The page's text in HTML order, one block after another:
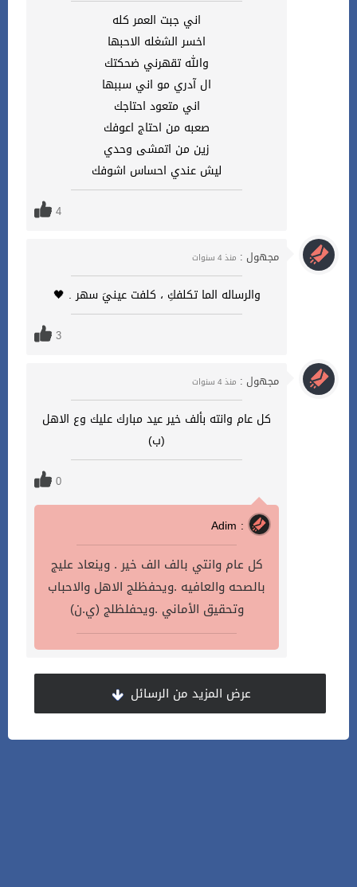
اني جبت العمر كله
اخسر الشغله الاحبها
والله تقهرني ضحكتك
ال آدري مو اني سببها
اني متعود احتاجك
صعبه من احتاج اعوفك
زين من اتمشى وحدي
ليش عندي احساس اشوفك
4
مجهول : منذ 4 سنوات
والرساله الما تكلفكِ ، كلفت عينيَ سهر . 🖤
3
مجهول : منذ 4 سنوات
كل عام وانته بألف خير عيد مبارك عليك وع الاهل
(ب)
0
Adim :
كل عام وانتي بالف الف خير . وينعاد عليج
بالصحه والعافيه .ويحفظلج الاهل والاحباب
وتحقيق الأماني .ويحفلظلج (ي.ن)
عرض المزيد من الرسائل